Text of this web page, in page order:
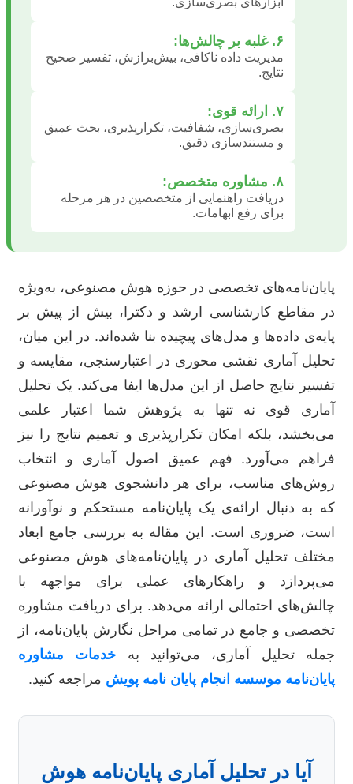
۶. غلبه بر چالش‌ها:
مدیریت داده ناکافی، بیش‌برازش، تفسیر صحیح
نتایج.
۷. ارائه قوی:
بصری‌سازی، شفافیت، تکرارپذیری، بحث عمیق
و مستندسازی دقیق.
۸. مشاوره متخصص:
دریافت راهنمایی از متخصصین در هر مرحله
برای رفع ابهامات.
پایان‌نامه‌های تخصصی در حوزه هوش مصنوعی، به‌ویژه
در مقاطع کارشناسی ارشد و دکترا، بیش از پیش بر
پایه‌ی داده‌ها و مدل‌های پیچیده بنا شده‌اند. در این میان،
تحلیل آماری نقشی محوری در اعتبارسنجی، مقایسه و
تفسیر نتایج حاصل از این مدل‌ها ایفا می‌کند. یک تحلیل
آماری قوی نه تنها به پژوهش شما اعتبار علمی
می‌بخشد، بلکه امکان تکرارپذیری و تعمیم نتایج را نیز
فراهم می‌آورد. فهم عمیق اصول آماری و انتخاب
روش‌های مناسب، برای هر دانشجوی هوش مصنوعی
که به دنبال ارائه‌ی یک پایان‌نامه مستحکم و نوآورانه
است، ضروری است. این مقاله به بررسی جامع ابعاد
مختلف تحلیل آماری در پایان‌نامه‌های هوش مصنوعی
می‌پردازد و راهکارهای عملی برای مواجهه با
چالش‌های احتمالی ارائه می‌دهد. برای دریافت مشاوره
تخصصی و جامع در تمامی مراحل نگارش پایان‌نامه، از
جمله تحلیل آماری، می‌توانید به خدمات مشاوره
پایان‌نامه موسسه انجام پایان نامه پویش مراجعه کنید.
آیا در تحلیل آماری پایان‌نامه هوش